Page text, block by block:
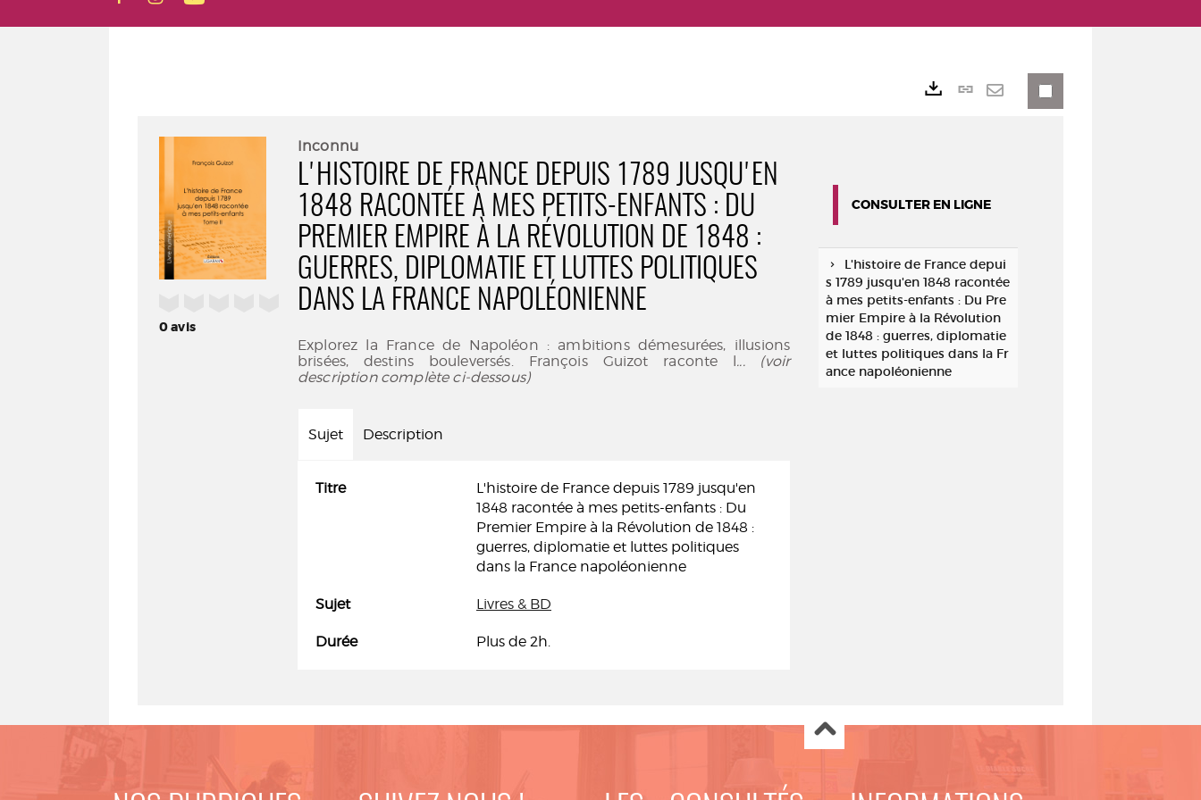
0avis
Inconnu
L'HISTOIRE DE FRANCE DEPUIS 1789 JUSQU'EN
1848 RACONTÉE À MES PETITS-ENFANTS : DU
PREMIER EMPIRE À LA RÉVOLUTION DE 1848 :
GUERRES, DIPLOMATIE ET LUTTES POLITIQUES
DANS LA FRANCE NAPOLÉONIENNE
Explorez la France de Napoléon : ambitions démesurées, illusions
brisées, destins bouleversés. François Guizot raconte l... (voir
description complète ci-dessous)
Sujet Description
Titre
L'histoire de France depuis 1789 jusqu'en
1848 racontée à mes petits-enfants : Du
Premier Empire à la Révolution de 1848 :
guerres, diplomatie et luttes politiques
dans la France napoléonienne
Sujet Livres & BD
Durée Plus de 2h.
Lien
CONSULTER EN LIGNE
L'histoire de France depui
s 1789 jusqu'en 1848 racontée
à mes petits-enfants : Du Pre
mier Empire à la Révolution
de 1848 : guerres, diplomatie
et luttes politiques dans la Fr
ance napoléonienne